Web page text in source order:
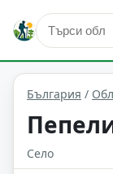
Пепелище
България /
Село